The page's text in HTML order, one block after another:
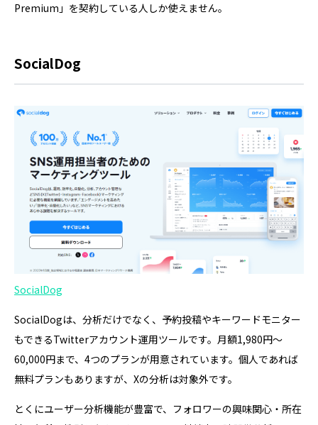
Premium」を契約している人しか使えません。
SocialDog
SocialDog
SocialDogは、分析だけでなく、予約投稿やキーワードモニター
もできるTwitterアカウント運用ツールです。月額1,980円～
60,000円まで、4つのプランが用意されています。個人であれば
無料プランもありますが、Xの分析は対象外です。
とくにユーザー分析機能が豊富で、フォロワーの興味関心・所在